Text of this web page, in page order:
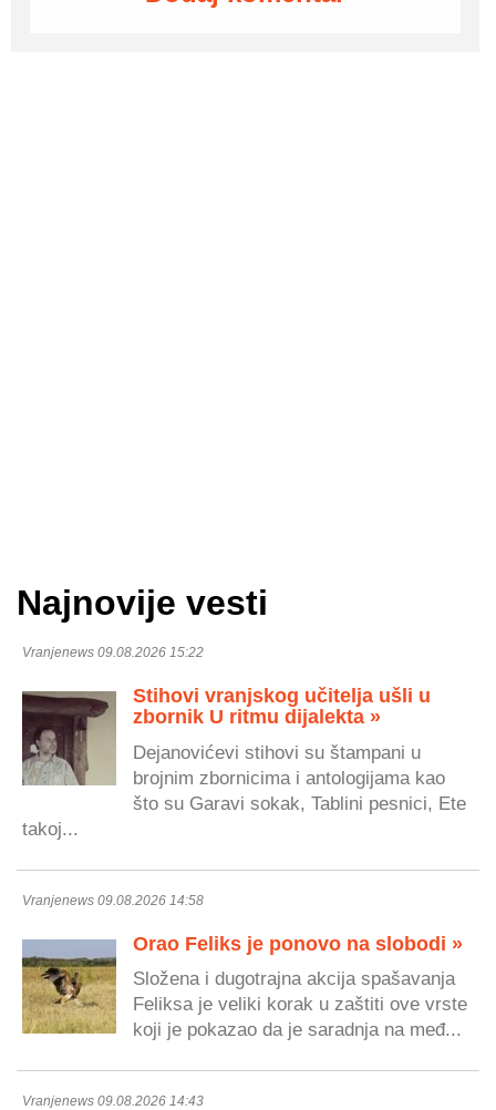
Najnovije vesti
Vranjenews 09.08.2026 15:22
Stihovi vranjskog učitelja ušli u
zbornik U ritmu dijalekta »
Dejanovićevi stihovi su štampani u
brojnim zbornicima i antologijama kao
što su Garavi sokak, Tablini pesnici, Ete
takoj...
Vranjenews 09.08.2026 14:58
Orao Feliks je ponovo na slobodi »
Složena i dugotrajna akcija spašavanja
Feliksa je veliki korak u zaštiti ove vrste
koji je pokazao da je saradnja na međ...
Vranjenews 09.08.2026 14:43